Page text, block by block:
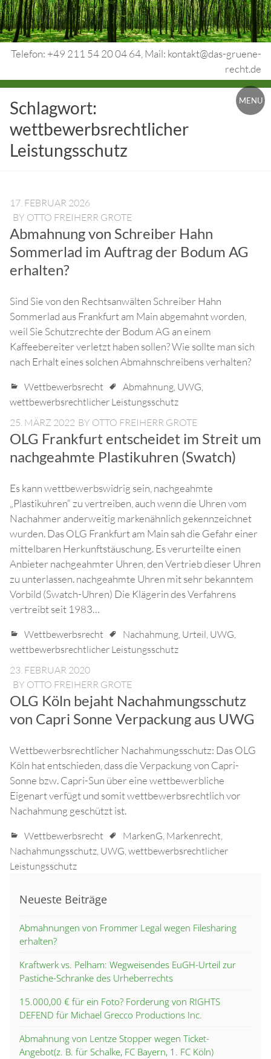
Skip
to
content
Telefon: +49 211 54 20 04 64, Mail: kontakt@das-gruene-
recht.de
Urheberrecht.
Medienrecht.
gewerbl.
Rechtsschutz.
MENU
Schlagwort:
wettbewerbsrechtlicher
Leistungsschutz
17. FEBRUAR 2026
BY OTTO FREIHERR GROTE
Abmahnung von Schreiber Hahn
Sommerlad im Auftrag der Bodum AG
erhalten?
Sind Sie von den Rechtsanwälten Schreiber Hahn
Sommerlad aus Frankfurt am Main abgemahnt worden,
weil Sie Schutzrechte der Bodum AG an einem
Kaffeebereiter verletzt haben sollen? Wie sollte man sich
nach Erhalt eines solchen Abmahnschreibens verhalten?
Wettbewerbsrecht Abmahnung, UWG,
wettbewerbsrechtlicher Leistungsschutz
25. MÄRZ 2022 BY OTTO FREIHERR GROTE
OLG Frankfurt entscheidet im Streit um
nachgeahmte Plastikuhren (Swatch)
Es kann wettbewerbswidrig sein, nachgeahmte
„Plastikuhren“ zu vertreiben, auch wenn die Uhren vom
Nachahmer anderweitig markenähnlich gekennzeichnet
wurden. Das OLG Frankfurt am Main sah die Gefahr einer
mittelbaren Herkunftstäuschung. Es verurteilte einen
Anbieter nachgeahmter Uhren, den Vertrieb dieser Uhren
zu unterlassen. nachgeahmte Uhren mit sehr bekanntem
Vorbild (Swatch-Uhren) Die Klägerin des Verfahrens
vertreibt seit 1983…
Wettbewerbsrecht Nachahmung, Urteil, UWG,
wettbewerbsrechtlicher Leistungsschutz
23. FEBRUAR 2020
BY OTTO FREIHERR GROTE
OLG Köln bejaht Nachahmungsschutz
von Capri Sonne Verpackung aus UWG
Wettbewerbsrechtlicher Nachahmungsschutz: Das OLG
Köln hat entschieden, dass die Verpackung von Capri-
Sonne bzw. Capri-Sun über eine wettbewerbliche
Eigenart verfügt und somit wettbewerbsrechtlich vor
Nachahmung geschützt ist.
Wettbewerbsrecht MarkenG, Markenrecht,
Nachahmungsschutz, UWG,wettbewerbsrechtlicher
Leistungsschutz
Neueste Beiträge
Abmahnungen von Frommer Legal wegen Filesharing
erhalten?
Kraftwerk vs. Pelham: Wegweisendes EuGH-Urteil zur
Pastiche-Schranke des Urheberrechts
15.000,00 € für ein Foto? Forderung von RIGHTS
DEFEND für Michael Grecco Productions Inc.
Abmahnung von Lentze Stopper wegen Ticket-
Angebot(z. B. für Schalke, FC Bayern, 1. FC Köln)